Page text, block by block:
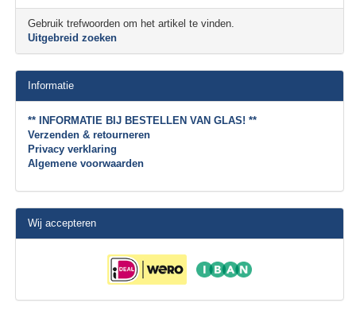
Gebruik trefwoorden om het artikel te vinden.
Uitgebreid zoeken
Informatie
** INFORMATIE BIJ BESTELLEN VAN GLAS! **
Verzenden & retourneren
Privacy verklaring
Algemene voorwaarden
Wij accepteren